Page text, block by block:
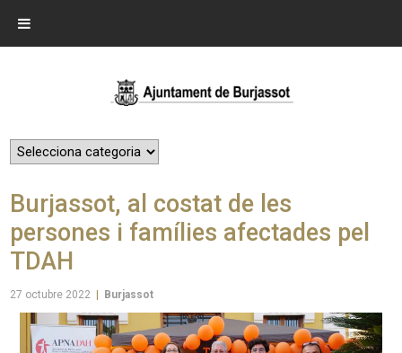
Burjassot, al costat de les
persones i famílies afectades pel
TDAH
27 octubre 2022 Burjassot